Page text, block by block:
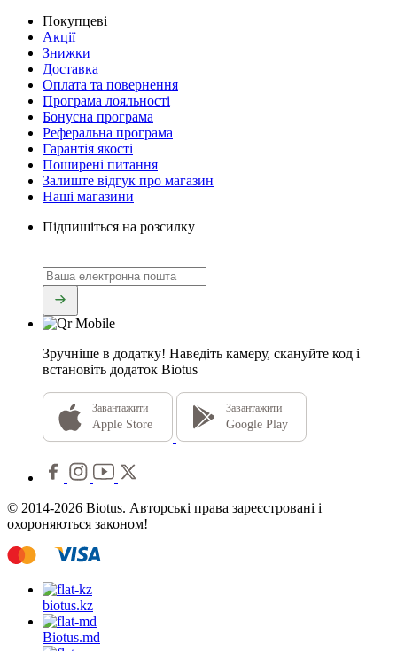
Покупцеві
Акції
Знижки
Доставка
Оплата та повернення
Програма лояльності
Бонусна програма
Реферальна програма
Гарантія якості
Поширені питання
Залиште відгук про магазин
Наші магазини
Підпишіться на розсилку
Зручніше в додатку! Наведіть камеру, скануйте код і
встановіть додаток Biotus
Завантажити
Apple Store
Завантажити
Google Play
© 2014-2026 Biotus. Авторські права зареєстровані і
охороняються законом!
biotus.kz
Biotus.md